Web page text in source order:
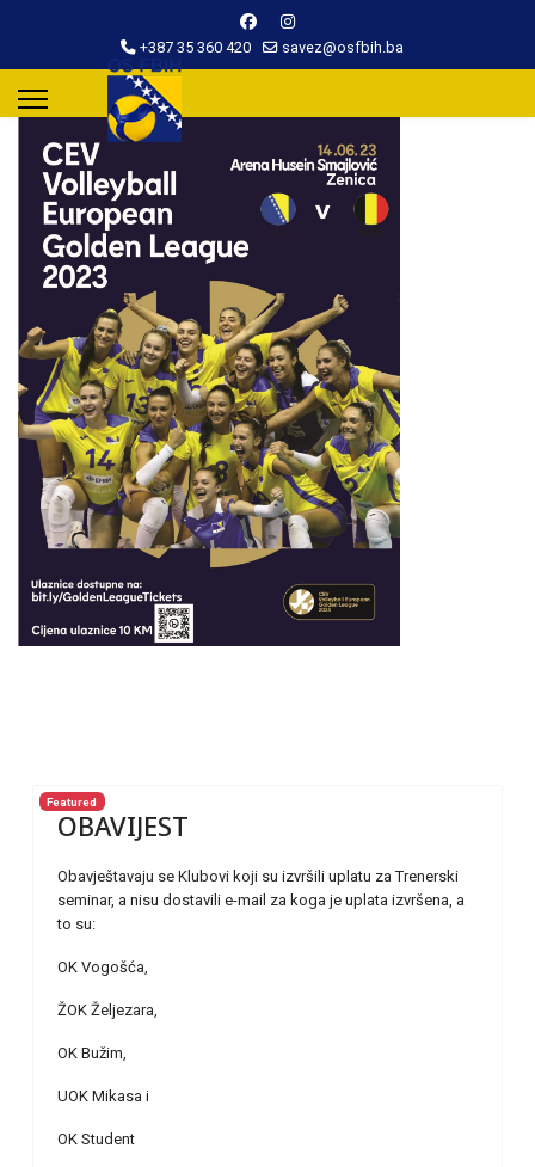
+387 35 360 420 savez@osfbih.ba
Featured
OBAVIJEST
Obavještavaju se Klubovi koji su izvršili uplatu za Trenerski
seminar, a nisu dostavili e-mail za koga je uplata izvršena, a
to su:
OK Vogošća,
ŽOK Željezara,
OK Bužim,
UOK Mikasa i
OK Student